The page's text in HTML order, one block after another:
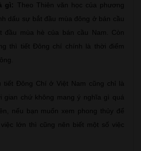
gì:
Theo Thiên văn học của phương
dấu sự bắt đầu mùa đông ở bán cầu
đầu mùa hè của bán cầu Nam. Còn
thì tiết Đông chí chính là thời điểm
tiết Đông Chí ở Việt Nam cũng chỉ là
gian chứ không mang ý nghĩa gì quá
nếu bạn muốn xem phong thủy để
lớn thì cũng nên biết một số việc